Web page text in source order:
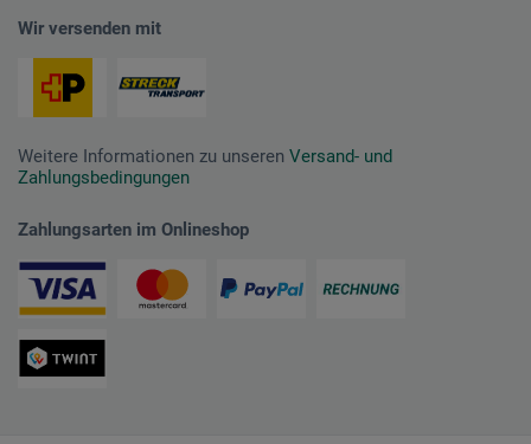
Wir versenden mit
Weitere Informationen zu unseren Versand- und
Zahlungsbedingungen
Zahlungsarten im Onlineshop